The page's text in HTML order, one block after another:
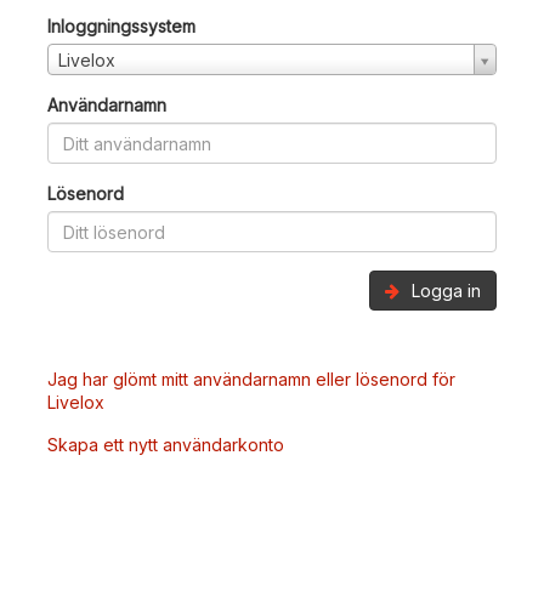
Inloggningssystem
Livelox
Användarnamn
Lösenord
Logga in
Jag har glömt mitt användarnamn eller lösenord för
Livelox
Skapa ett nytt användarkonto